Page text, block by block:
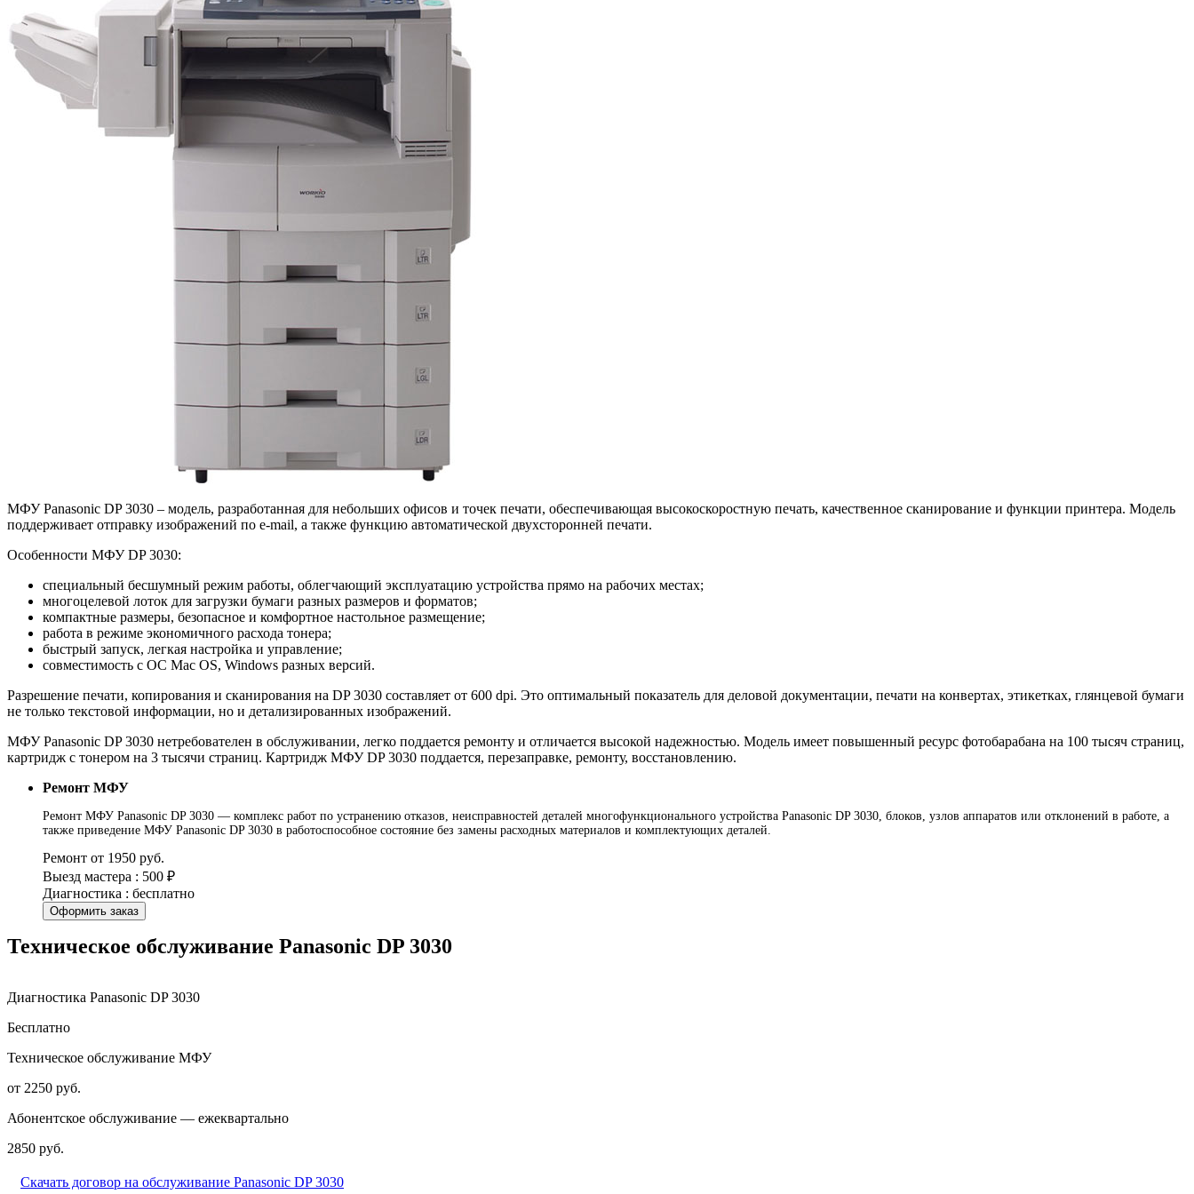
МФУ Panasonic DP 3030 – модель, разработанная для небольших офисов и точек печати, обеспечивающая высокоскоростную печать, качественное сканирование и функции принтера. Модель
поддерживает отправку изображений по e-mail, а также функцию автоматической двухсторонней печати.
Особенности МФУ DP 3030:
специальный бесшумный режим работы, облегчающий эксплуатацию устройства прямо на рабочих местах;
многоцелевой лоток для загрузки бумаги разных размеров и форматов;
компактные размеры, безопасное и комфортное настольное размещение;
работа в режиме экономичного расхода тонера;
быстрый запуск, легкая настройка и управление;
совместимость с ОС Mac OS, Windows разных версий.
Разрешение печати, копирования и сканирования на DP 3030 составляет от 600 dpi. Это оптимальный показатель для деловой документации, печати на конвертах, этикетках, глянцевой бумаги
не только текстовой информации, но и детализированных изображений.
МФУ Panasonic DP 3030 нетребователен в обслуживании, легко поддается ремонту и отличается высокой надежностью. Модель имеет повышенный ресурс фотобарабана на 100 тысяч страниц,
картридж с тонером на 3 тысячи страниц. Картридж МФУ DP 3030 поддается, перезаправке, ремонту, восстановлению.
Ремонт МФУ
Ремонт МФУ Panasonic DP 3030 — комплекс работ по устранению отказов, неисправностей деталей многофункционального устройства Panasonic DP 3030, блоков, узлов аппаратов или отклонений в работе, а
также приведение МФУ Panasonic DP 3030 в работоспособное состояние без замены расходных материалов и комплектующих деталей.
Ремонт от 1950 руб.
Выезд мастера : 500 ₽
Диагностика : бесплатно
Оформить заказ
Техническое обслуживание Panasonic DP 3030
Диагностика Panasonic DP 3030
Бесплатно
Техническое обслуживание МФУ
от 2250 руб.
Абонентское обслуживание — ежеквартально
2850 руб.
Скачать договор на обслуживание Panasonic DP 3030